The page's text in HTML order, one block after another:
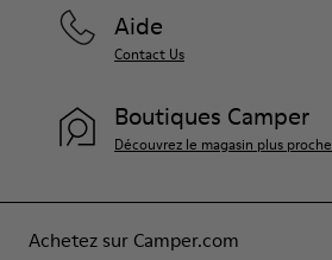
Achetez sur Camper.com
Aide
Contact Us
Boutiques Camper
Découvrez le magasin plus proche